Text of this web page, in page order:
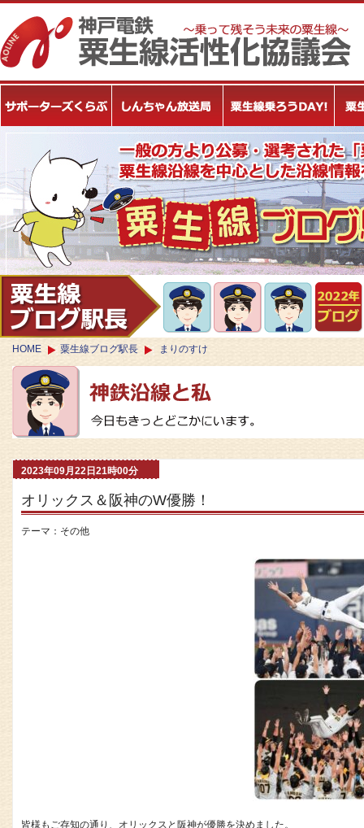
HOME 粟生線ブログ駅長 まりのすけ
2023年09月22日21時00分
オリックス＆阪神のW優勝！
テーマ： その他
皆様もご存知の通り、オリックスと阪神が優勝を決めました。